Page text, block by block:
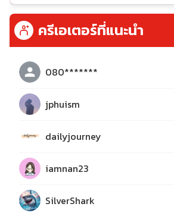
ครีเอเตอร์ที่แนะนำ
080*******
jphuism
dailyjourney
iamnan23
SilverShark